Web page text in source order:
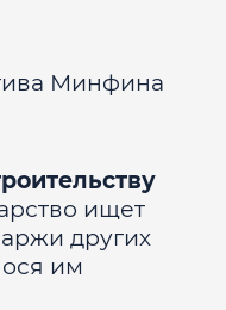
Минфина
ищет
других
им